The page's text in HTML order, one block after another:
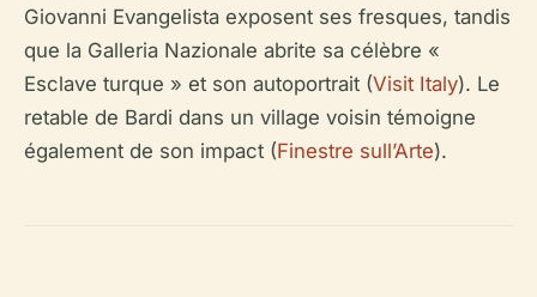
Giovanni Evangelista exposent ses fresques, tandis
que la Galleria Nazionale abrite sa célèbre «
Esclave turque » et son autoportrait (Visit Italy). Le
retable de Bardi dans un village voisin témoigne
également de son impact (Finestre sull’Arte).